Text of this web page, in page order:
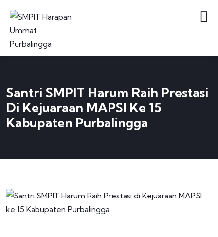
Santri SMPIT Harum Raih Prestasi
Di Kejuaraan MAPSI Ke 15
Kabupaten Purbalingga